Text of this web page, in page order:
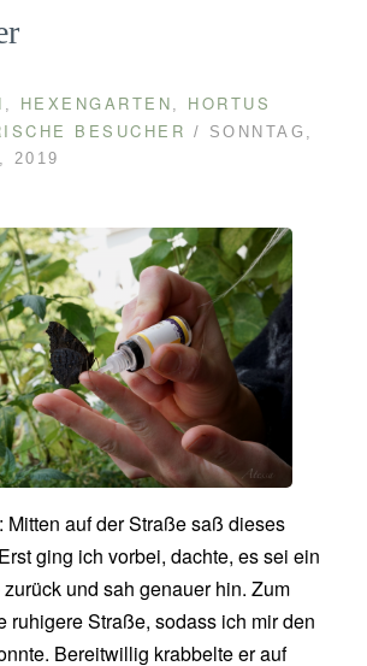
, HEXENGARTEN , HORTUS
BESUCHER
/ SONNTAG,
2019
Mitten auf der Straße saß dieses
ging ich vorbei, dachte, es sei ein
und sah genauer hin. Zum
ruhigere Straße, sodass ich mir den
Bereitwillig krabbelte er auf